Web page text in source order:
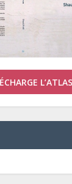
L’ATLAS